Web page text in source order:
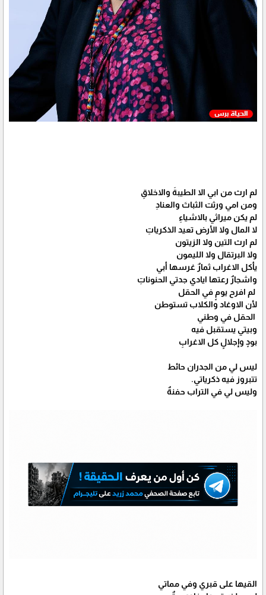
لم ارث من ابي الا الطيبةَ والاخلاقِ
ومن امي ورثت الثباتَ والعنادِ
لم يكن ميراثي بالاشياءِ
لا المال ولا الأرض تعيد الذكرياتِ
لم ارث التين ولا الزيتون
ولا البرتقال ولا الليمون
يأكل الاغراب ثمارٌ غرسها أبي
واشجارٌ رعتها ايادي جدتي الحنوناتِ
لم افرح يومٍ في الحقل
لأن الاوغاد والكلاب تستوطن
الحقل في وطني
وبيتي يستقبل فيه
بودٍ وإجلالٍ كل الاغرابِ
ليس لي من الجدران حائط
تتبروز فيه ذكرياتي.
وليس لي في التراب حفنةٌ
القيها على قبري وفي مماتي